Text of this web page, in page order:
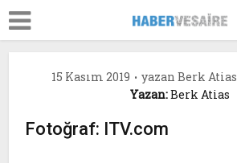
15 Kasım 2019 yazan Berk Atias
Yazan:Berk Atias
Fotoğraf: ITV.com